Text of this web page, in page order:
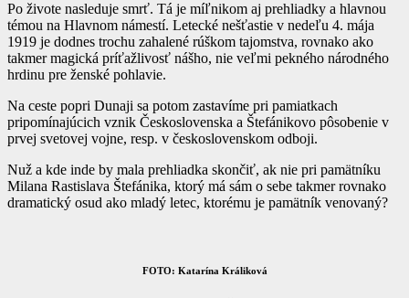
Po živote nasleduje smrť. Tá je míľnikom aj prehliadky a hlavnou
témou na Hlavnom námestí. Letecké nešťastie v nedeľu 4. mája
1919 je dodnes trochu zahalené rúškom tajomstva, rovnako ako
takmer magická príťažlivosť nášho, nie veľmi pekného národného
hrdinu pre ženské pohlavie.
Na ceste popri Dunaji sa potom zastavíme pri pamiatkach
pripomínajúcich vznik Československa a Štefánikovo pôsobenie v
prvej svetovej vojne, resp. v československom odboji.
Nuž a kde inde by mala prehliadka skončiť, ak nie pri pamätníku
Milana Rastislava Štefánika, ktorý má sám o sebe takmer rovnako
dramatický osud ako mladý letec, ktorému je pamätník venovaný?
FOTO: Katarína Králiková